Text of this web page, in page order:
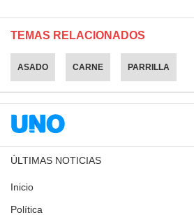
TEMAS RELACIONADOS
ASADO CARNE PARRILLA
ÚLTIMAS NOTICIAS
Inicio
Política